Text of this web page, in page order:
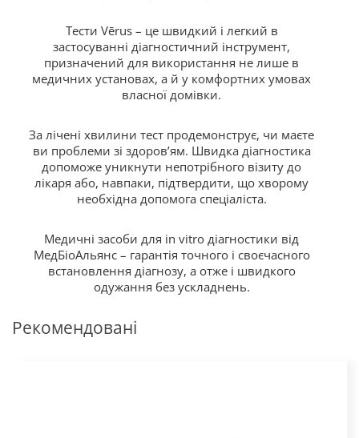
Тести Vērus – це швидкий і легкий в
застосуванні діагностичний інструмент,
призначений для використання не лише в
медичних установах, а й у комфортних умовах
власної домівки.
За лічені хвилини тест продемонструє, чи маєте
ви проблеми зі здоров’ям. Швидка діагностика
допоможе уникнути непотрібного візиту до
лікаря або, навпаки, підтвердити, що хворому
необхідна допомога спеціаліста.
Медичні засоби для in vitro діагностики від
МедБіоАльянс – гарантія точного і своєчасного
встановлення діагнозу, а отже і швидкого
одужання без ускладнень.
Рекомендовані